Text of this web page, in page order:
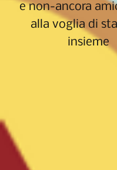
e non-ancora
alla voglia di
insieme